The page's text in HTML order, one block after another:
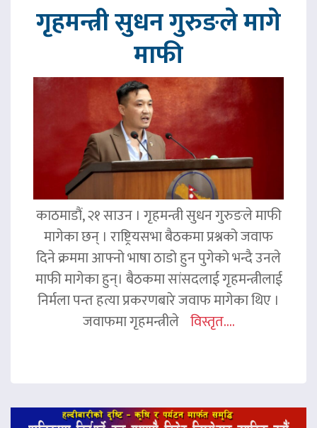
गृहमन्त्री सुधन गुरुङले मागे
माफी
काठमाडौं, २१ साउन । गृहमन्त्री सुधन गुरुङले माफी
मागेका छन् । राष्ट्रियसभा बैठकमा प्रश्नको जवाफ
दिने क्रममा आफ्नो भाषा ठाडो हुन पुगेको भन्दै उनले
माफी मागेका हुन्। बैठकमा सांसदलाई गृहमन्त्रीलाई
निर्मला पन्त हत्या प्रकरणबारे जवाफ मागेका थिए ।
जवाफमा गृहमन्त्रीले विस्तृत....